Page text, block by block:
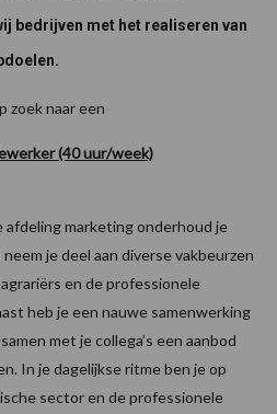
bedrijven met het realiseren van
zoek naar een
(40 uur/week)
afdeling marketing onderhoud je
je deel aan diverse vakbeurzen
en de professionele
heb je een nauwe samenwerking
met je collega’s een aanbod
In je dagelijkse ritme ben je op
sector en de professionele